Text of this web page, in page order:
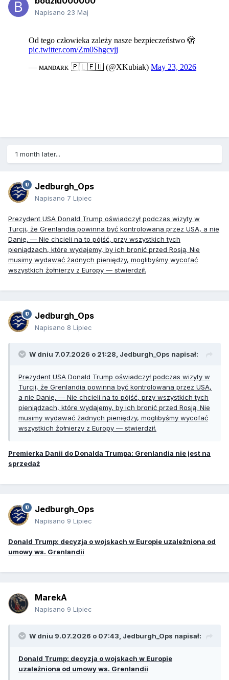
Napisano 23 Maj
1 month later...
Jedburgh_Ops
Napisano 7 Lipiec
Prezydent USA Donald Trump oświadczył podczas wizyty w
Turcji, że Grenlandia powinna być kontrolowana przez USA, a nie
Danię. — Nie chcieli na to pójść, przy wszystkich tych
pieniądzach, które wydajemy, by ich bronić przed Rosją. Nie
musimy wydawać żadnych pieniędzy, moglibyśmy wycofać
wszystkich żołnierzy z Europy — stwierdził.
Jedburgh_Ops
Napisano 8 Lipiec
W dniu 7.07.2026 o 21:28, Jedburgh_Ops napisał:
Prezydent USA Donald Trump oświadczył podczas wizyty w
Turcji, że Grenlandia powinna być kontrolowana przez USA,
a nie Danię. — Nie chcieli na to pójść, przy wszystkich tych
pieniądzach, które wydajemy, by ich bronić przed Rosją. Nie
musimy wydawać żadnych pieniędzy, moglibyśmy wycofać
wszystkich żołnierzy z Europy — stwierdził.
Premierka Danii do Donalda Trumpa: Grenlandia nie jest na
sprzedaż
Jedburgh_Ops
Napisano 9 Lipiec
Donald Trump: decyzja o wojskach w Europie uzależniona od
umowy ws. Grenlandii
MarekA
Napisano 9 Lipiec
W dniu 9.07.2026 o 07:43, Jedburgh_Ops napisał:
Donald Trump: decyzja o wojskach w Europie
uzależniona od umowy ws. Grenlandii